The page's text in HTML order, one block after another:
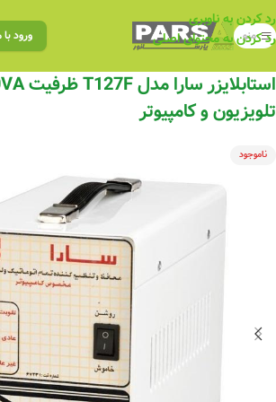
رد کردن به ناوبری
رد کردن به محتوای اصلی
منو ورود با موبایل
تلویزیون و کامپیوتر
ناموجود